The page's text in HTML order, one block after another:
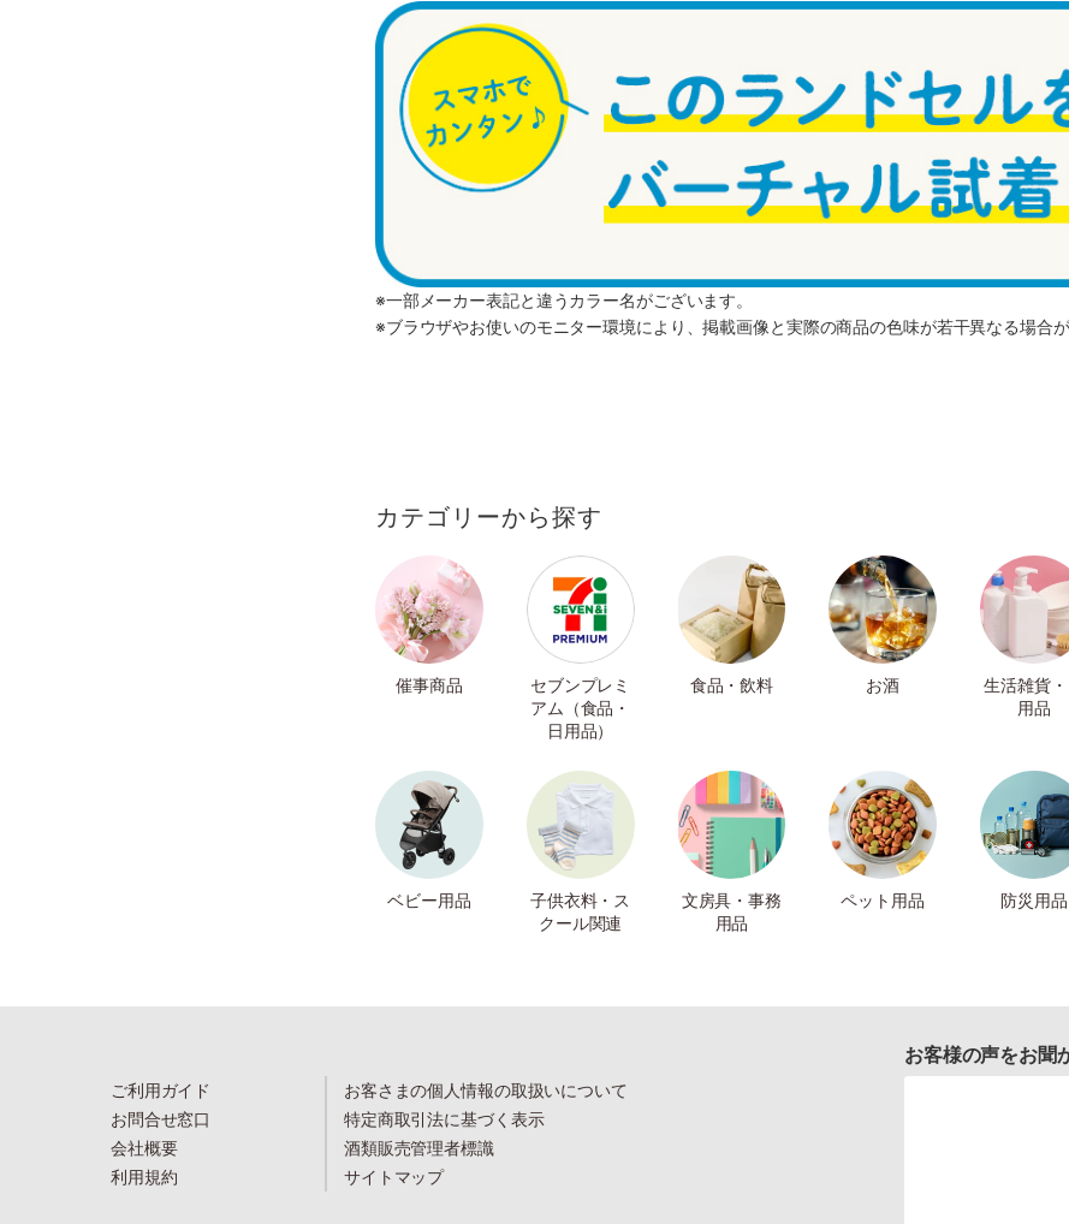
※一部メーカー表記と違うカラー名がございます。
※ブラウザやお使いのモニター環境により、掲載画像と実際の商品の色味が若干異なる場合が
カテゴリーから探す
催事商品
セブンプレミ
アム（食品・
日用品）
食品・飲料 お酒
生活雑貨
用品
ベビー用品
子供衣料・ス
クール関連
文房具・事務
用品
ペット用品 防災用品
ご利用ガイド
お問合せ窓口
会社概要
利用規約
お客さまの個人情報の取扱いについて
特定商取引法に基づく表示
酒類販売管理者標識
サイトマップ
お客様の声をお聞